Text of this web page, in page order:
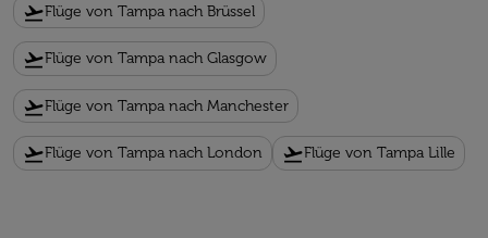
flight_takeoffFlüge von Tampa nach Brüssel
flight_takeoffFlüge von Tampa nach Glasgow
flight_takeoffFlüge von Tampa nach Manchester
flight_takeoffFlüge von Tampa nach London flight_takeoffFlüge von Tampa Lille